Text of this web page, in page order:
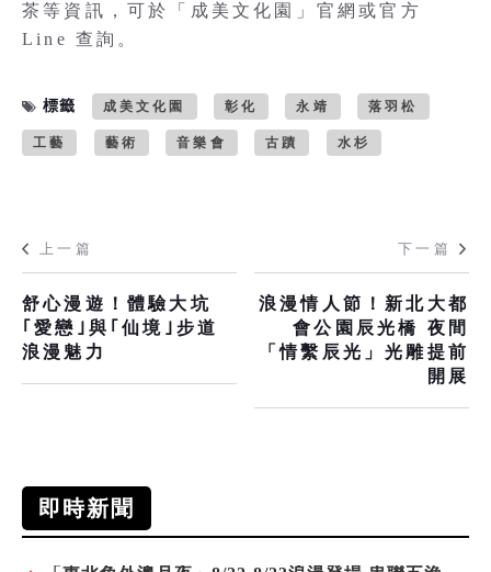
茶等資訊，可於「成美文化園」官網或官方
Line 查詢。
標籤 成美文化園 彰化 永靖 落羽松
工藝 藝術 音樂會 古蹟 水杉
上一篇
舒心漫遊！體驗大坑
｢愛戀｣與｢仙境｣步道
浪漫魅力
下一篇
浪漫情人節！新北大都
會公園辰光橋 夜間
「情繫辰光」光雕提前
開展
即時新聞